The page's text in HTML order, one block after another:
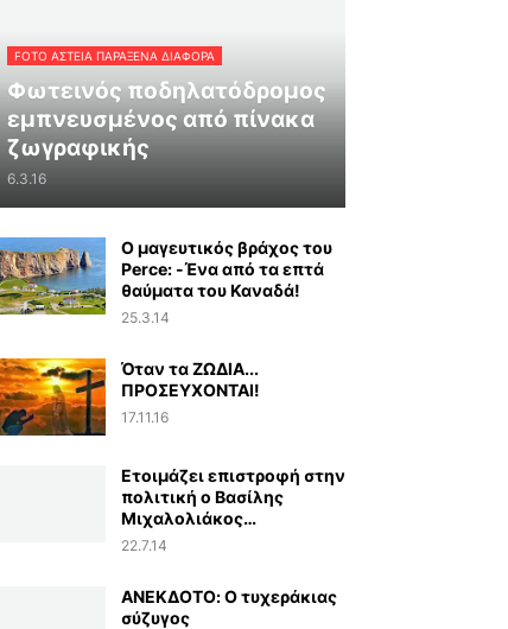
FOTO ΑΣΤΕΙΑ ΠΑΡΑΞΕΝΑ ΔΙΑΦΟΡΑ
Φωτεινός ποδηλατόδρομος
εμπνευσμένος από πίνακα
ζωγραφικής
6.3.16
Ο μαγευτικός βράχος του
Perce: -Ένα από τα επτά
θαύματα του Καναδά!
25.3.14
Όταν τα ΖΩΔΙΑ...
ΠΡΟΣΕΥΧΟΝΤΑΙ!
17.11.16
Ετοιμάζει επιστροφή στην
πολιτική ο Βασίλης
Μιχαλολιάκος…
22.7.14
ΑΝΕΚΔΟΤΟ: Ο τυχεράκιας
σύζυγος